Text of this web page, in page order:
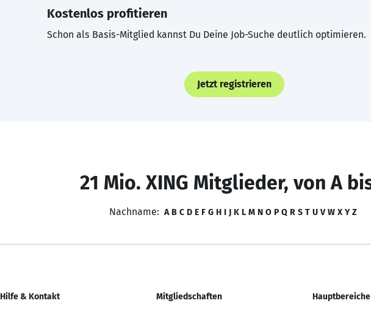
Kostenlos profitieren
Schon als Basis-Mitglied kannst Du Deine Job-Suche deutlich optimieren.
Jetzt registrieren
21 Mio. XING Mitglieder, von A
Nachname: A B C D E F G H I J K L M N O P Q R S T U V W X Y Z
Hilfe & Kontakt Mitgliedschaften Hauptbereiche